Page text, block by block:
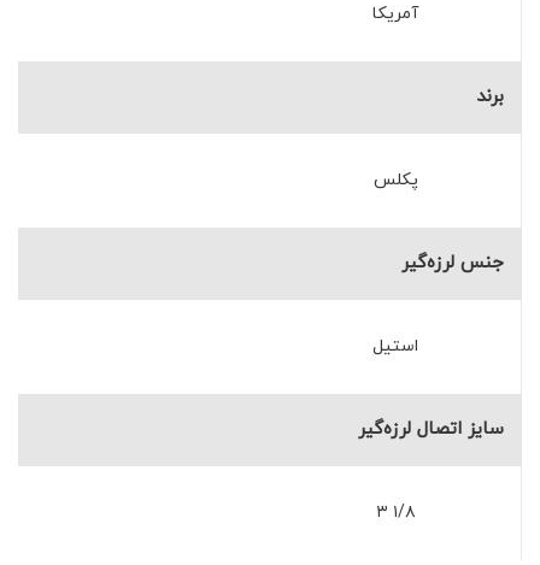
آمریکا
برند
پکلس
جنس لرزه‌گیر
استیل
سایز اتصال لرزه‌گیر
۱/۸ ۳